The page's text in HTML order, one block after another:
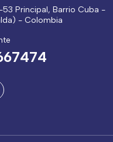
Principal, Barrio Cuba -
- Colombia